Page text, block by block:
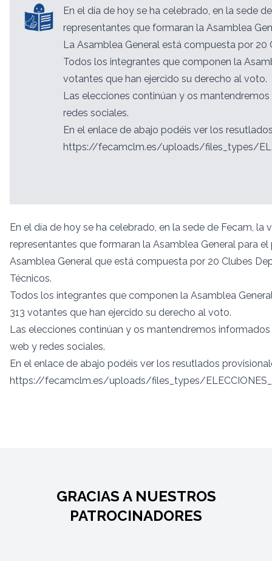
En el día de hoy se ha celebrado, en la sede
representantes que formaran la Asamblea
La Asamblea General está compuesta por
Todos los integrantes que componen la
votantes que han ejercido su derecho al voto.
Las elecciones continúan y os
redes sociales.
En el enlace de abajo podéis ver los
https://fecamclm.es/uploads/files_types/
En el día de hoy se ha celebrado, en la sede de Fecam, la
representantes que formaran la Asamblea General para
Asamblea General que está compuesta por 20 Clubes
Técnicos.
Todos los integrantes que componen la Asamblea
313 votantes que han ejercido su derecho al voto.
Las elecciones continúan y os mantendremos
web y redes sociales.
En el enlace de abajo podéis ver los resutlados
https://fecamclm.es/uploads/files_types/
GRACIAS A NUESTROS
PATROCINADORES